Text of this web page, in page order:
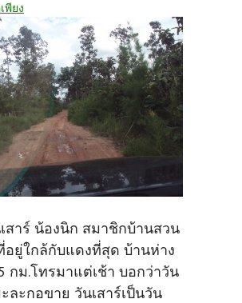
พียง
น้องนิก สมาชิกบ้านสวน
อยู่ใกล้กับแดงที่สุด บ้านห่าง
กม.โทรมาแต่เช้า บอกว่าวัน
ละกอขาย วันเสาร์เป็นวัน